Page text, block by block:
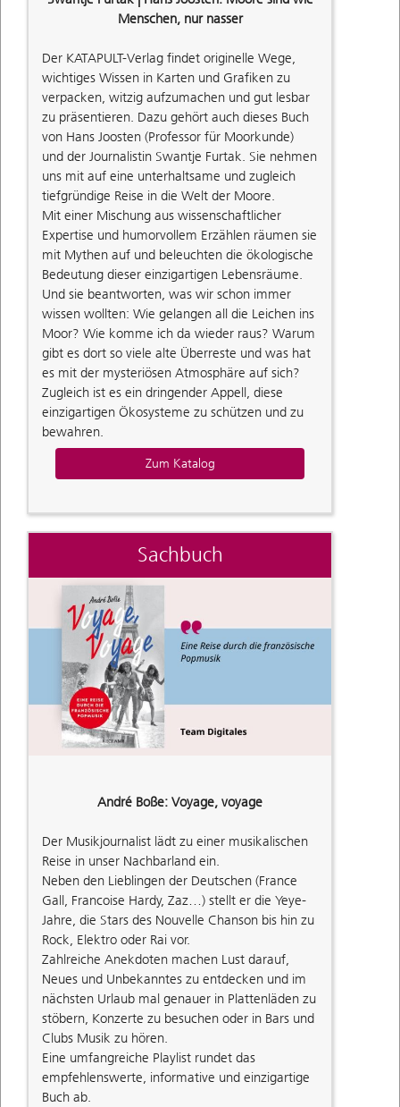
Menschen, nur nasser
Der KATAPULT-Verlag findet originelle Wege,
wichtiges Wissen in Karten und Grafiken zu
verpacken, witzig aufzumachen und gut lesbar
zu präsentieren. Dazu gehört auch dieses Buch
von Hans Joosten (Professor für Moorkunde)
und der Journalistin Swantje Furtak. Sie nehmen
uns mit auf eine unterhaltsame und zugleich
tiefgründige Reise in die Welt der Moore.
Mit einer Mischung aus wissenschaftlicher
Expertise und humorvollem Erzählen räumen sie
mit Mythen auf und beleuchten die ökologische
Bedeutung dieser einzigartigen Lebensräume.
Und sie beantworten, was wir schon immer
wissen wollten: Wie gelangen all die Leichen ins
Moor? Wie komme ich da wieder raus? Warum
gibt es dort so viele alte Überreste und was hat
es mit der mysteriösen Atmosphäre auf sich?
Zugleich ist es ein dringender Appell, diese
einzigartigen Ökosysteme zu schützen und zu
bewahren.
Zum Katalog
Sachbuch
André Boße: Voyage, voyage
Der Musikjournalist lädt zu einer musikalischen
Reise in unser Nachbarland ein.
Neben den Lieblingen der Deutschen (France
Gall, Francoise Hardy, Zaz…) stellt er die Yeye-
Jahre, die Stars des Nouvelle Chanson bis hin zu
Rock, Elektro oder Rai vor.
Zahlreiche Anekdoten machen Lust darauf,
Neues und Unbekanntes zu entdecken und im
nächsten Urlaub mal genauer in Plattenläden zu
stöbern, Konzerte zu besuchen oder in Bars und
Clubs Musik zu hören.
Eine umfangreiche Playlist rundet das
empfehlenswerte, informative und einzigartige
Buch ab.